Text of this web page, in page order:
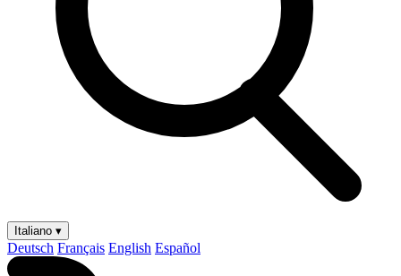
Italiano ▾
Deutsch Français English Español